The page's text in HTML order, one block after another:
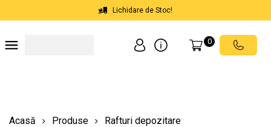
Lichidare de Stoc!
0
Acasă Produse
Rafturi depozitare